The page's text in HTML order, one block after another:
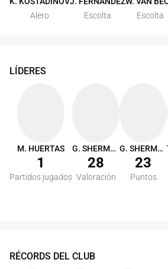
Alero
Escolta
Escolta
LÍDERES
M. HUERTAS
1
Partidos jugados
G. SHERMADINI
28
Valoración
G. SHERMADINI
23
Puntos
RÉCORDS DEL CLUB